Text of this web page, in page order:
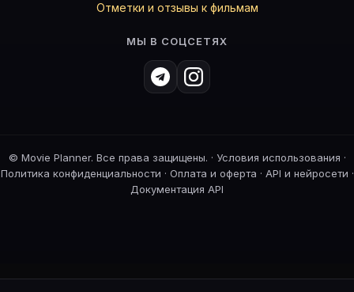
Отметки и отзывы к фильмам
МЫ В СОЦСЕТЯХ
© Movie Planner. Все права защищены. · Условия использования ·
Политика конфиденциальности · Оплата и оферта · API и нейросети ·
Документация API